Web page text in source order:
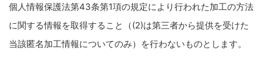
個人情報保護法第43条第1項の規定により行われた加工の方法
に関する情報を取得すること（(2)は第三者から提供を受けた
当該匿名加工情報についてのみ）を行わないものとします。